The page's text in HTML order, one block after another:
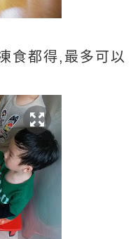
食都得,最多可以